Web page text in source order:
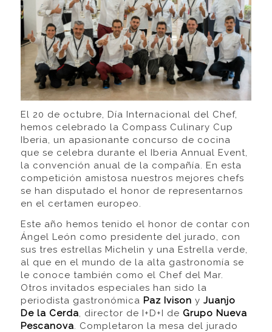
El 20 de octubre, Día Internacional del Chef,
hemos celebrado la Compass Culinary Cup
Iberia, un apasionante concurso de cocina
que se celebra durante el Iberia Annual Event,
la convención anual de la compañía. En esta
competición amistosa nuestros mejores chefs
se han disputado el honor de representarnos
en el certamen europeo.
Este año hemos tenido el honor de contar con
Ángel León como presidente del jurado, con
sus tres estrellas Michelin y una Estrella verde,
al que en el mundo de la alta gastronomía se
le conoce también como el Chef del Mar.
Otros invitados especiales han sido la
periodista gastronómica Paz Ivison y Juanjo
De la Cerda, director de I+D+I de Grupo Nueva
Pescanova. Completaron la mesa del jurado